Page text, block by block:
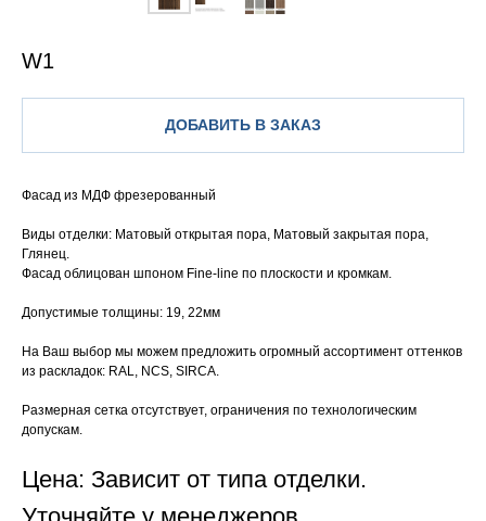
W1
ДОБАВИТЬ В ЗАКАЗ
Фасад из МДФ фрезерованный
Виды отделки: Матовый открытая пора, Матовый закрытая пора,
Глянец.
Фасад облицован шпоном Fine-line по плоскости и кромкам.
Допустимые толщины: 19, 22мм
На Ваш выбор мы можем предложить огромный ассортимент оттенков
из раскладок: RAL, NCS, SIRCA.
Размерная сетка отсутствует, ограничения по технологическим
допускам.
Цена: Зависит от типа отделки.